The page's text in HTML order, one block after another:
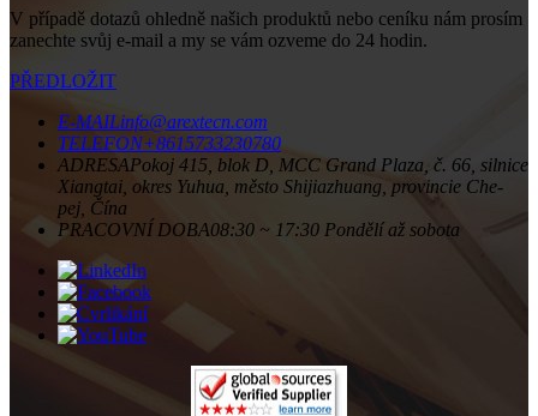
V případě dotazů ohledně našich produktů nebo ceníku nám prosím
zanechte svůj e-mail a my se vám ozveme do 24 hodin.
PŘEDLOŽIT
E-MAILinfo@arextecn.com
TELEFON+8615733230780
ADRESAPokoj 415, blok D, MCC Grand Plaza, č. 66, silnice
Xiangtai, okres Yuhua, město Shijiazhuang, provincie Che-
pej, Čína
PRACOVNÍ DOBA08:30 ~ 17:30 Pondělí až sobota